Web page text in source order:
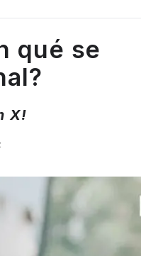
qué se
X!